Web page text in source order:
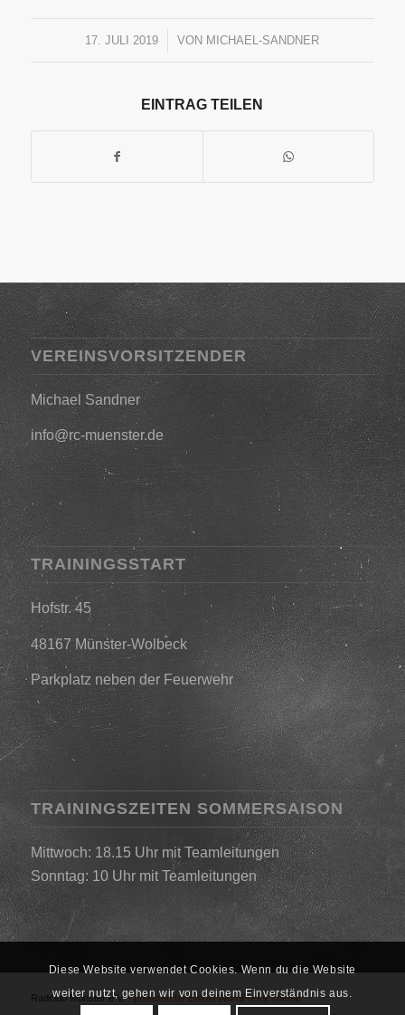
17. JULI 2019
/ VON MICHAEL-SANDNER
EINTRAG TEILEN
VEREINSVORSITZENDER
Michael Sandner
info@rc-muenster.de
TRAININGSSTART
Hofstr. 45
48167 Münster-Wolbeck
Parkplatz neben der Feuerwehr
TRAININGSZEITEN SOMMERSAISON
Mittwoch: 18.15 Uhr mit Teamleitungen
Sonntag: 10 Uhr mit Teamleitungen
Radclub Münster e.V. -powered by Enfold WordPress Theme
Diese Website verwendet Cookies. Wenn du die Website
weiter nutzt, gehen wir von deinem Einverständnis aus.